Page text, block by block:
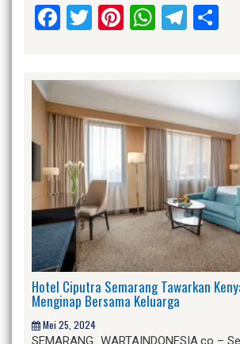
Facebook
Twitter
Pinterest
Hotel Ciputra Semarang Tawarkan
Menginap Bersama Keluarga
Mei 25, 2024